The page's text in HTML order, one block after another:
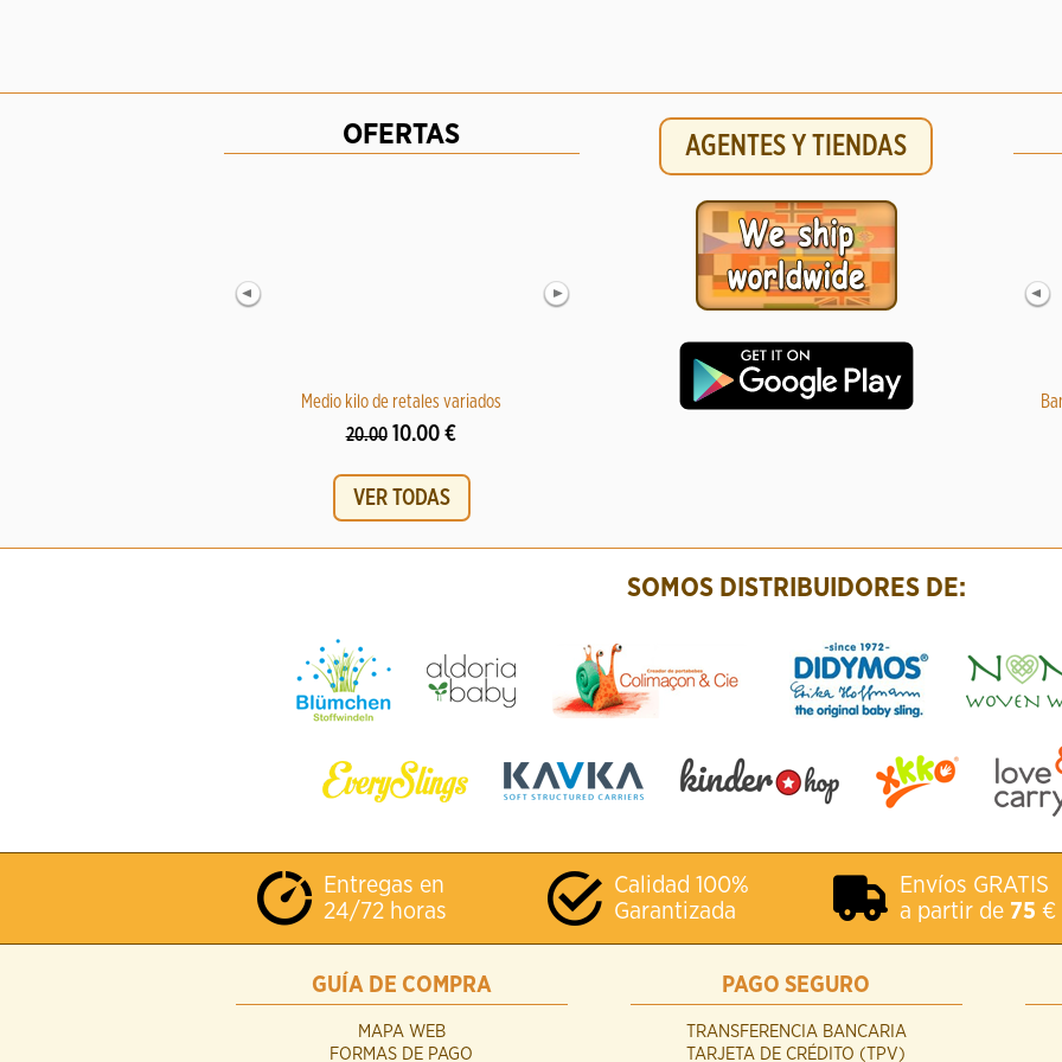
OFERTAS
Medio kilo de retales variados
20.0010.00 €
Fular portabebé Hoppediz Cape Town Talla 6
VER TODAS
AGENTES Y TIENDAS
SOMOS DISTRIBUIDORES DE:
Entregas en
24/72 horas
Calidad 100%
Garantizada
Envíos GRATIS
a partir de 75 €
GUÍA DE COMPRA
MAPA WEB
FORMAS DE PAGO
PAGO SEGURO
TRANSFERENCIA BANCARIA
TARJETA DE CRÉDITO (TPV)